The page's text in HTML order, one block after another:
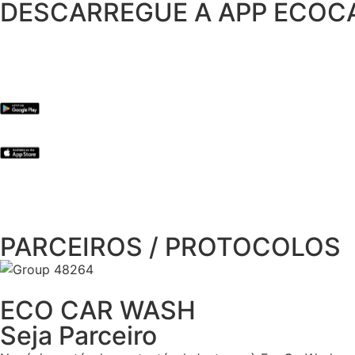
DESCARREGUE A APP
PARCEIROS / PROTOCOLOS
ECO CAR WASH
Seja Parceiro